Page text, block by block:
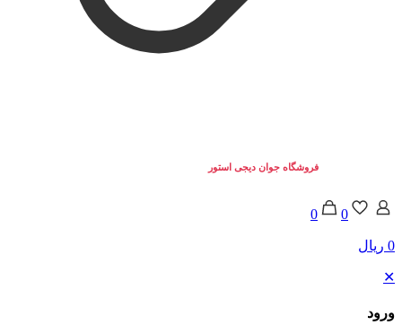
فروشگاه جوان دیجی استور
0
0
0 ریال
✕
ورود